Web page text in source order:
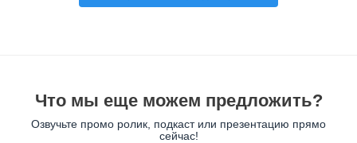
Что мы еще можем предложить?
Озвучьте промо ролик, подкаст или презентацию прямо
сейчас!